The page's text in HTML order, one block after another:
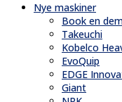
Nye maskiner
Book en
Takeuchi
Kobelco
EvoQuip
EDGE
Giant